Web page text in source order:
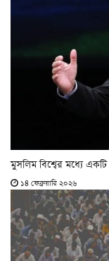
মুসলিম বিশ্বের মধ্যে
১৪ ফেব্রুয়ারি ২০২৬